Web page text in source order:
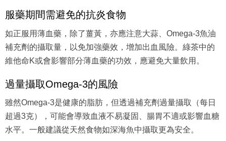
服藥期間需避免的抗炎食物
如正服用薄血藥，除了薑黃，亦應注意大蒜、Omega-3魚油
補充劑的攝取量，以免加強藥效，增加出血風險。綠茶中的
維他命K或會影響部分薄血藥的功效，應避免大量飲用。
過量攝取Omega-3的風險
雖然Omega-3是健康的脂肪，但透過補充劑過量攝取（每日
超過3克），可能會導致血液不易凝固、腸胃不適或影響血糖
水平。一般建議從天然食物如深海魚中攝取更為安全。